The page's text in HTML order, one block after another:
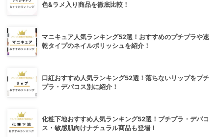
色&ラメ入り商品を徹底比較！
マニキュア人気ランキング52選！おすすめのプチプラや速
乾タイプのネイルポリッシュを紹介！
口紅おすすめ人気ランキング52選！落ちないリップをプチ
プラ・デパコス別に紹介！
化粧下地おすすめ人気ランキング52選！プチプラ・デパコ
ス・敏感肌向けナチュラル商品も登場！